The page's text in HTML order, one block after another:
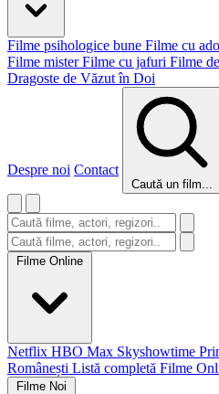
Filme psihologice bune Filme cu
Filme mister Filme cu jafuri Filme
Dragoste de Văzut în Doi
Despre noi Contact
Caută un film...
Filme Online
Netflix HBO Max Skyshowtime
Românești Listă completă Filme
Filme Noi